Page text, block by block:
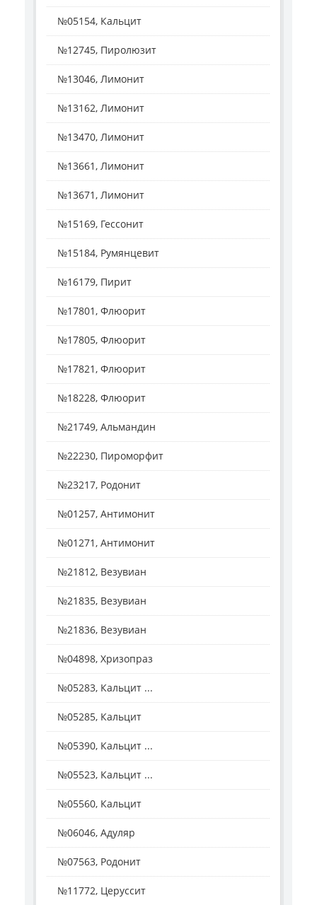
№05154, Кальцит
№12745, Пиролюзит
№13046, Лимонит
№13162, Лимонит
№13470, Лимонит
№13661, Лимонит
№13671, Лимонит
№15169, Гессонит
№15184, Румянцевит
№16179, Пирит
№17801, Флюорит
№17805, Флюорит
№17821, Флюорит
№18228, Флюорит
№21749, Альмандин
№22230, Пироморфит
№23217, Родонит
№01257, Антимонит
№01271, Антимонит
№21812, Везувиан
№21835, Везувиан
№21836, Везувиан
№04898, Хризопраз
№05283, Кальцит ...
№05285, Кальцит
№05390, Кальцит ...
№05523, Кальцит ...
№05560, Кальцит
№06046, Адуляр
№07563, Родонит
№11772, Церуссит